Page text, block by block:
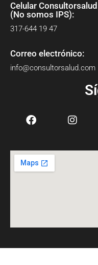
Celular Consultorsalud
(No somos IPS):
317-644 19 47
Correo electrónico:
info@consultorsalud.com